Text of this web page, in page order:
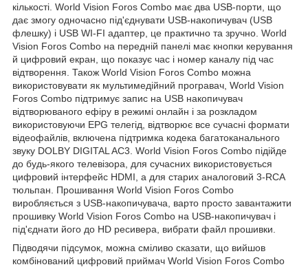
кількості. World Vision Foros Combo має два USB-порти, що
дає змогу одночасно під'єднувати USB-накопичувач (USB
флешку) і USB WI-FI адаптер, це практично та зручно. World
Vision Foros Combo на передній панелі має кнопки керування
й цифровий екран, що показує час і номер каналу під час
відтворення. Також World Vision Foros Combo можна
використовувати як мультимедійний програвач, World Vision
Foros Combo підтримує запис на USB накопичувач
відтворюваного ефіру в режимі онлайн і за розкладом
використовуючи EPG телегід, відтворює все сучасні формати
відеофайлів, включена підтримка кодека багатоканального
звуку DOLBY DIGITAL AC3. World Vision Foros Combo підійде
до будь-якого телевізора, для сучасних використовується
цифровий інтерфейс HDMI, а для старих аналоговий 3-RCA
тюльпан. Прошивання World Vision Foros Combo
виробляється з USB-накопичувача, варто просто завантажити
прошивку World Vision Foros Combo на USB-накопичувач і
під'єднати його до HD ресивера, вибрати файл прошивки.
Підводячи підсумок, можна сміливо сказати, що вийшов
комбінований цифровий приймач World Vision Foros Combo